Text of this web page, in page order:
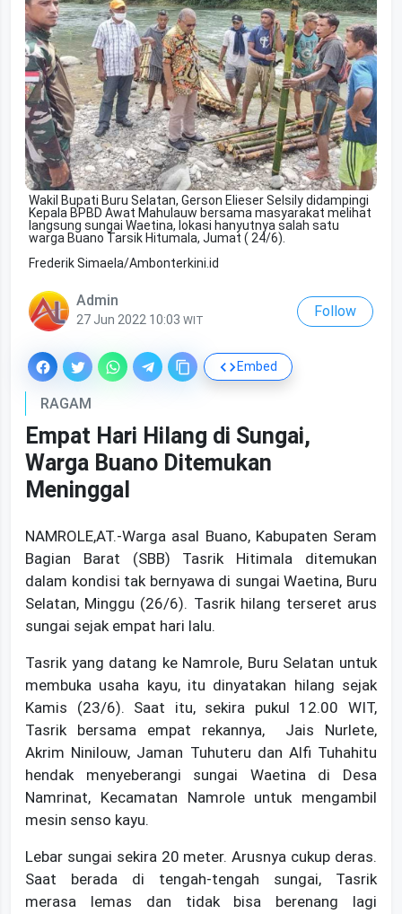
Wakil Bupati Buru Selatan, Gerson Elieser Selsily didampingi
Kepala BPBD Awat Mahulauw bersama masyarakat melihat
langsung sungai Waetina, lokasi hanyutnya salah satu
warga Buano Tarsik Hitumala, Jumat ( 24/6).
Frederik Simaela/Ambonterkini.id
Admin
27 Jun 2022 10:03 WIT
Follow
Embed
RAGAM
Empat Hari Hilang di Sungai,
Warga Buano Ditemukan
Meninggal
NAMROLE,AT.-Warga asal Buano, Kabupaten Seram
Bagian Barat (SBB) Tasrik Hitimala ditemukan
dalam kondisi tak bernyawa di sungai Waetina, Buru
Selatan, Minggu (26/6). Tasrik hilang terseret arus
sungai sejak empat hari lalu.
Tasrik yang datang ke Namrole, Buru Selatan untuk
membuka usaha kayu, itu dinyatakan hilang sejak
Kamis (23/6). Saat itu, sekira pukul 12.00 WIT,
Tasrik bersama empat rekannya, Jais Nurlete,
Akrim Ninilouw, Jaman Tuhuteru dan Alfi Tuhahitu
hendak menyeberangi sungai Waetina di Desa
Namrinat, Kecamatan Namrole untuk mengambil
mesin senso kayu.
Lebar sungai sekira 20 meter. Arusnya cukup deras.
Saat berada di tengah-tengah sungai, Tasrik
merasa lemas dan tidak bisa berenang lagi